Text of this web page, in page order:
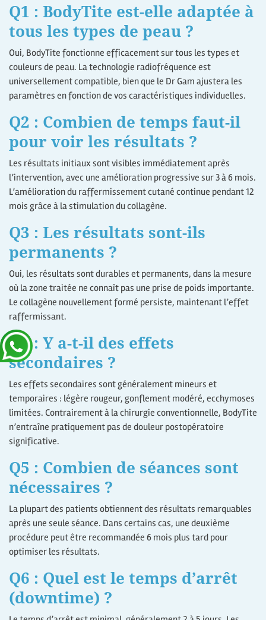
Q1 : BodyTite est-elle adaptée à
tous les types de peau ?
Oui, BodyTite fonctionne efficacement sur tous les types et
couleurs de peau. La technologie radiofréquence est
universellement compatible, bien que le Dr Gam ajustera les
paramètres en fonction de vos caractéristiques individuelles.
Q2 : Combien de temps faut-il
pour voir les résultats ?
Les résultats initiaux sont visibles immédiatement après
l’intervention, avec une amélioration progressive sur 3 à 6 mois.
L’amélioration du raffermissement cutané continue pendant 12
mois grâce à la stimulation du collagène.
Q3 : Les résultats sont-ils
permanents ?
Oui, les résultats sont durables et permanents, dans la mesure
où la zone traitée ne connaît pas une prise de poids importante.
Le collagène nouvellement formé persiste, maintenant l’effet
raffermissant.
Q4 : Y a-t-il des effets
secondaires ?
Les effets secondaires sont généralement mineurs et
temporaires : légère rougeur, gonflement modéré, ecchymoses
limitées. Contrairement à la chirurgie conventionnelle, BodyTite
n’entraîne pratiquement pas de douleur postopératoire
significative.
Q5 : Combien de séances sont
nécessaires ?
La plupart des patients obtiennent des résultats remarquables
après une seule séance. Dans certains cas, une deuxième
procédure peut être recommandée 6 mois plus tard pour
optimiser les résultats.
Q6 : Quel est le temps d’arrêt
(downtime) ?